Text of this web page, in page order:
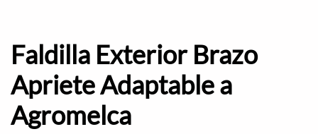
Faldilla Exterior Brazo
Apriete Adaptable a
Agromelca